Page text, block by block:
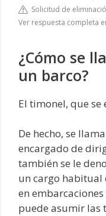
Solicitud de
Ver respuesta completa
¿Cómo se
un barco?
El timonel, que se
De hecho, se
encargado de
también se le
un cargo habitual
en
puede asumir las